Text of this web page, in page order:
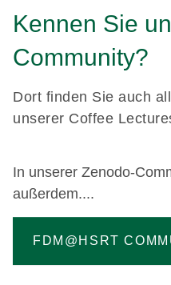
Kennen Sie
Community?
Dort finden Sie auch
unserer Coffee
In unserer Zenodo-
außerdem....
FDM@HSRT